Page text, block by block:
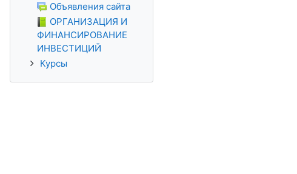
Объявления сайта
ОРГАНИЗАЦИЯ И
ФИНАНСИРОВАНИЕ
ИНВЕСТИЦИЙ
Курсы